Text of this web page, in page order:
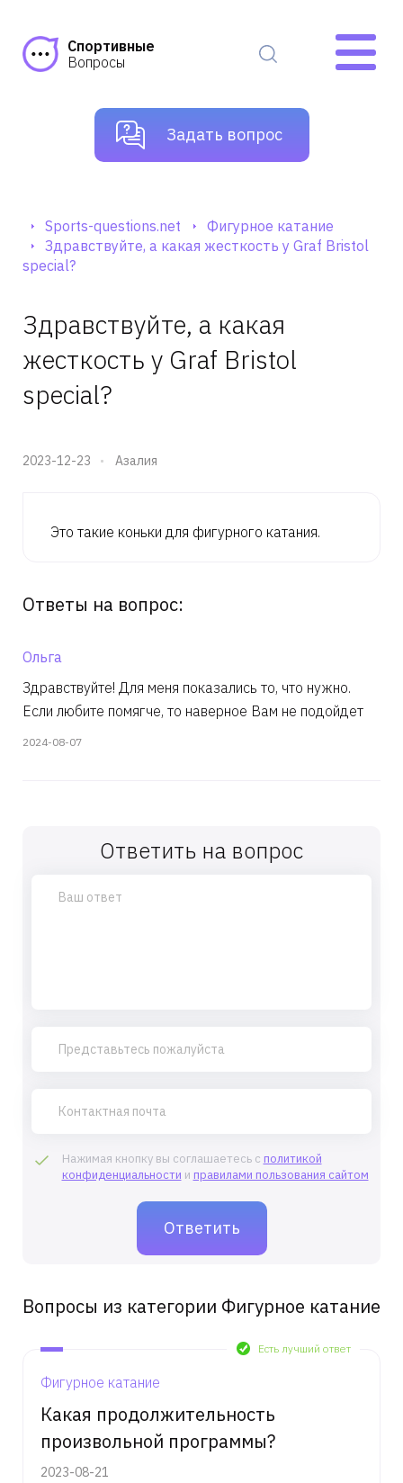
Спортивные
Вопросы
Задать вопрос
Sports-questions.net
Фигурное катание
Здравствуйте, а какая жесткость у Graf Bristol
special?
Здравствуйте, а какая
жесткость у Graf Bristol
special?
2023-12-23 Азалия
Это такие коньки для фигурного катания.
Ответы на вопрос:
Ольга
Здравствуйте! Для меня показались то, что нужно.
Если любите помягче, то наверное Вам не подойдет
2024-08-07
Ответить на вопрос
Нажимая кнопку вы соглашаетесь с политикой
конфиденциальности и правилами пользования сайтом
Вопросы из категории Фигурное катание
Есть лучший ответ
Фигурное катание
Какая продолжительность
произвольной программы?
2023-08-21